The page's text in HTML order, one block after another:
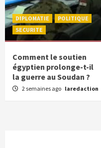
DIPLOMATIE
POLITIQUE
SECURITE
Comment le soutien
égyptien prolonge-t-il
la guerre au Soudan ?
2 semaines ago laredaction